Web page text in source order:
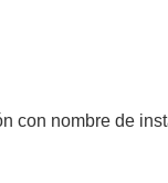
con nombre de